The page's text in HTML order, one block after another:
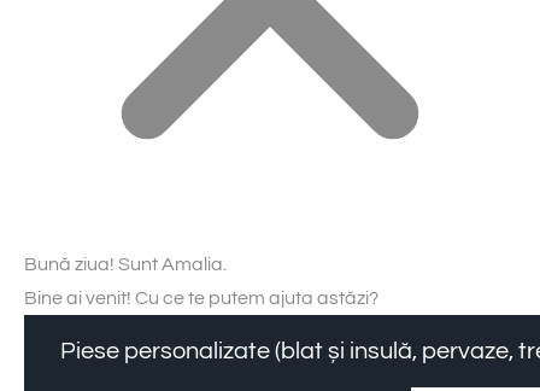
Bună ziua! Sunt Amalia.
Bine ai venit! Cu ce te putem ajuta astăzi?
Piese personalizate (blat și insulă, pervaze,